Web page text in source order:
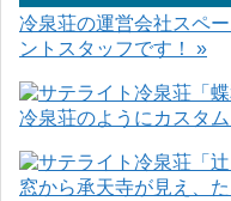
冷泉荘の運営会社スペ
ントスタッフです！ »
冷泉荘のようにカスタ
窓から承天寺が見え、